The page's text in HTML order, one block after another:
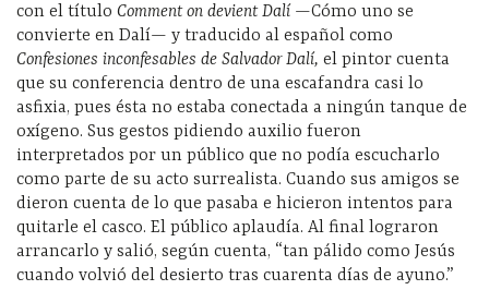
con el título Comment on devient Dalí —Cómo uno se
convierte en Dalí— y traducido al español como
Confesiones inconfesables de Salvador Dalí, el pintor cuenta
que su conferencia dentro de una escafandra casi lo
asfixia, pues ésta no estaba conectada a ningún tanque de
oxígeno. Sus gestos pidiendo auxilio fueron
interpretados por un público que no podía escucharlo
como parte de su acto surrealista. Cuando sus amigos se
dieron cuenta de lo que pasaba e hicieron intentos para
quitarle el casco. El público aplaudía. Al final lograron
arrancarlo y salió, según cuenta, “tan pálido como Jesús
cuando volvió del desierto tras cuarenta días de ayuno.”